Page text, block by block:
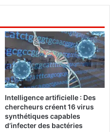
Intelligence artificielle : Des
chercheurs créent 16 virus
synthétiques capables
d’infecter des bactéries